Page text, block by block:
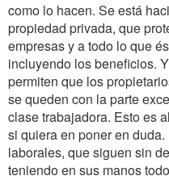
como lo hacen. Se está
propiedad privada, que
empresas y a todo lo que
incluyendo los beneficios.
permiten que los
se queden con la parte
clase trabajadora. Esto es
si quiera en poner en
laborales, que siguen sin
teniendo en sus manos